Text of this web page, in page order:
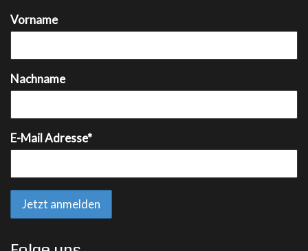
Vorname
Nachname
E-Mail Adresse*